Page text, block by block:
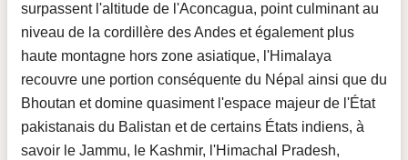
surpassent l'altitude de l'Aconcagua, point culminant au
niveau de la cordillère des Andes et également plus
haute montagne hors zone asiatique, l'Himalaya
recouvre une portion conséquente du Népal ainsi que du
Bhoutan et domine quasiment l'espace majeur de l'État
pakistanais du Balistan et de certains États indiens, à
savoir le Jammu, le Kashmir, l'Himachal Pradesh,